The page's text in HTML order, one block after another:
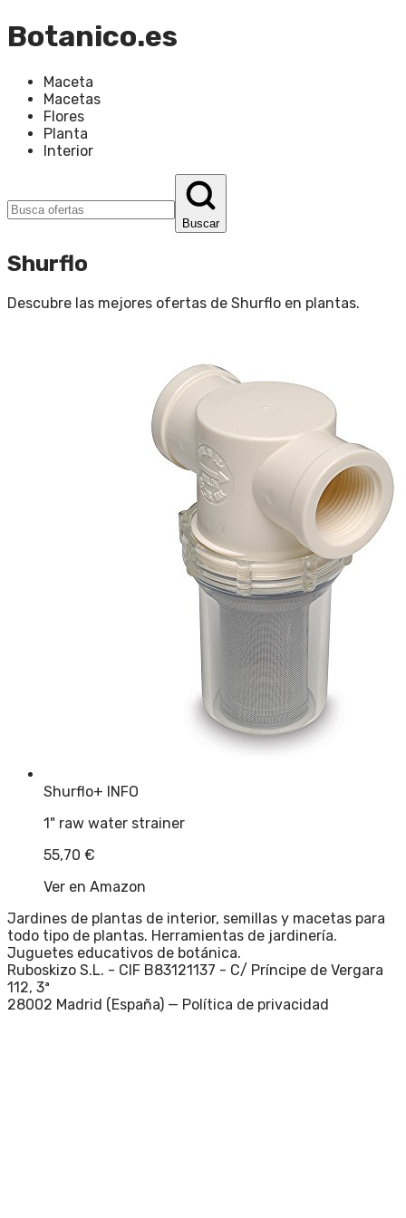
Botanico.es
Maceta
Macetas
Flores
Planta
Interior
Buscar
Shurflo
Descubre las mejores ofertas de Shurflo en plantas.
Shurflo+ INFO
1" raw water strainer
55,70 €
Ver en Amazon
Jardines de plantas de interior, semillas y macetas para
todo tipo de plantas. Herramientas de jardinería.
Juguetes educativos de botánica.
Ruboskizo S.L. - CIF B83121137 - C/ Príncipe de Vergara
112, 3ª
28002 Madrid (España) — Política de privacidad